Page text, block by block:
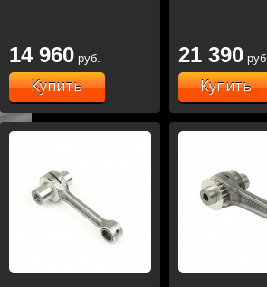
14 960 руб.
Купить
21 390 руб.
Купить